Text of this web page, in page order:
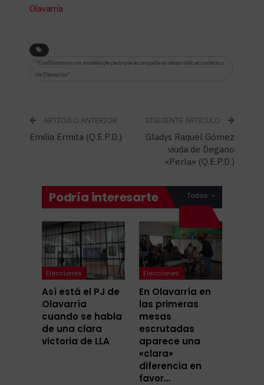
Olavarría
“Confiamos en un modelo de país que acompañe el desarrollo económico
de Olavarría"
ARTÍCULO ANTERIOR
Emilia Ermita (Q.E.P.D.)
SIGUIENTE ARTÍCULO
Gladys Raquel Gómez
viuda de Degano
«Perla» (Q.E.P.D.)
Todas
Podría interesarte
Elecciones
Así está el PJ de
Olavarría
cuando se habla
de una clara
victoria de LLA
Elecciones
En Olavarría en
las primeras
mesas
escrutadas
aparece una
«clara»
diferencia en
favor…